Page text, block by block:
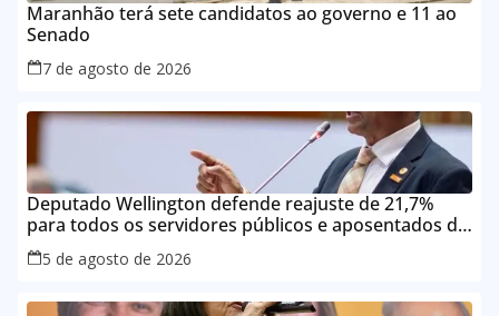
Maranhão terá sete candidatos ao governo e 11 ao
Senado
7 de agosto de 2026
Deputado Wellington defende reajuste de 21,7%
para todos os servidores públicos e aposentados do
Maranhão
5 de agosto de 2026